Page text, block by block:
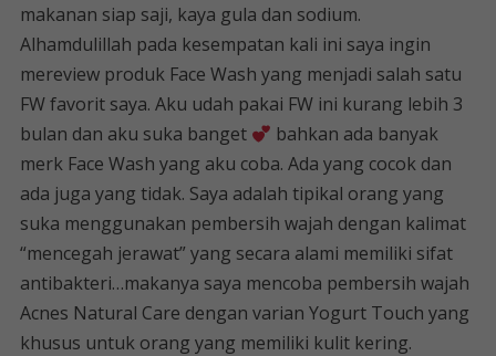
makanan siap saji, kaya gula dan sodium.
Alhamdulillah pada kesempatan kali ini saya ingin
mereview produk Face Wash yang menjadi salah satu
FW favorit saya. Aku udah pakai FW ini kurang lebih 3
bulan dan aku suka banget
bahkan ada banyak
merk Face Wash yang aku coba. Ada yang cocok dan
ada juga yang tidak. Saya adalah tipikal orang yang
suka menggunakan pembersih wajah dengan kalimat
“mencegah jerawat” yang secara alami memiliki sifat
antibakteri…makanya saya mencoba pembersih wajah
Acnes Natural Care dengan varian Yogurt Touch yang
khusus untuk orang yang memiliki kulit kering.